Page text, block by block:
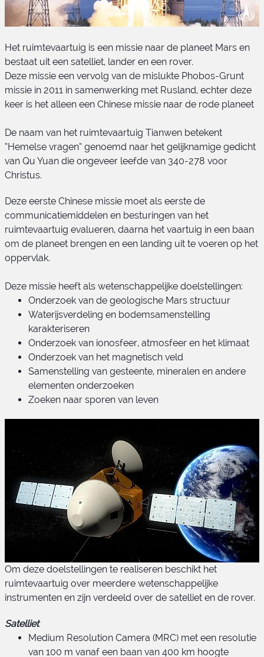
Het ruimtevaartuig is een missie naar de planeet Mars en
bestaat uit een satelliet, lander en een rover.
Deze missie een vervolg van de mislukte Phobos-Grunt
missie in 2011 in samenwerking met Rusland, echter deze
keer is het alleen een Chinese missie naar de rode planeet
De naam van het ruimtevaartuig Tianwen betekent
“Hemelse vragen” genoemd naar het gelijknamige gedicht
van Qu Yuan die ongeveer leefde van 340-278 voor
Christus.
Deze eerste Chinese missie moet als eerste de
communicatiemiddelen en besturingen van het
ruimtevaartuig evalueren, daarna het vaartuig in een baan
om de planeet brengen en een landing uit te voeren op het
oppervlak.
Deze missie heeft als wetenschappelijke doelstellingen:
Onderzoek van de geologische Mars structuur
Waterijsverdeling en bodemsamenstelling
karakteriseren
Onderzoek van ionosfeer, atmosfeer en het klimaat
Onderzoek van het magnetisch veld
Samenstelling van gesteente, mineralen en andere
elementen onderzoeken
Zoeken naar sporen van leven
Om deze doelstellingen te realiseren beschikt het
ruimtevaartuig over meerdere wetenschappelijke
instrumenten en zijn verdeeld over de satelliet en de rover.
Satelliet
Medium Resolution Camera (MRC) met een resolutie
van 100 m vanaf een baan van 400 km hoogte